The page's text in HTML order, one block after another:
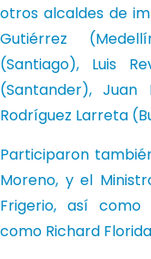
otros alcaldes de
Gutiérrez
(Santiago), Luis
(Santander), Juan
Rodríguez Larreta
Participaron
Moreno, y el
Frigerio, así como
como Richard